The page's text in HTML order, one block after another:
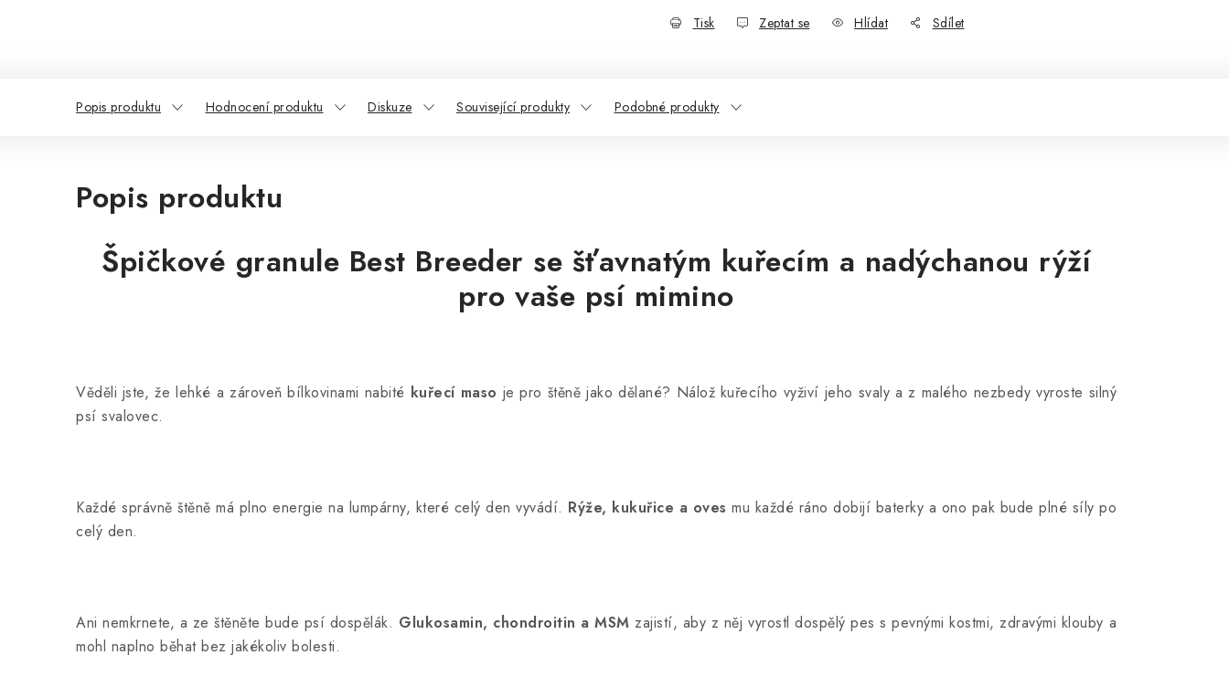
Tisk Zeptat se Hlídat Sdílet
Popis produktu Hodnocení produktu Diskuze Související produkty Podobné produkty
Popis produktu
Špičkové granule Best Breeder se šťavnatým kuřecím a nadýchanou rýží
pro vaše psí mimino
Věděli jste, že lehké a zároveň bílkovinami nabité kuřecí maso je pro štěně jako dělané? Nálož kuřecího vyživí jeho svaly a z malého nezbedy vyroste silný
psí svalovec.
Každé správně štěně má plno energie na lumpárny, které celý den vyvádí. Rýže, kukuřice a oves mu každé ráno dobijí baterky a ono pak bude plné síly po
celý den.
Ani nemkrnete, a ze štěněte bude psí dospělák. Glukosamin, chondroitin a MSMzajistí, aby z něj vyrostl dospělý pes s pevnými kostmi, zdravými klouby a
mohl naplno běhat bez jakékoliv bolesti.